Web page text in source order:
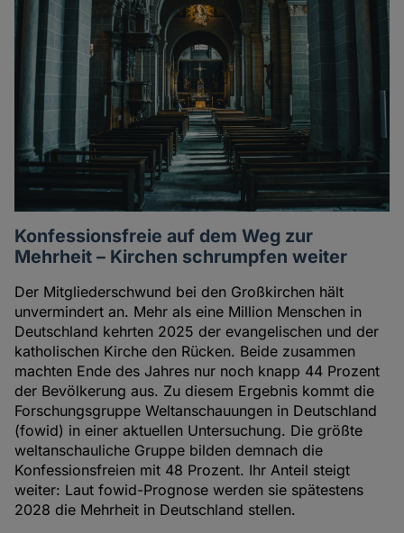
Konfessionsfreie auf dem Weg zur
Mehrheit – Kirchen schrumpfen weiter
Der Mitgliederschwund bei den Großkirchen hält
unvermindert an. Mehr als eine Million Menschen in
Deutschland kehrten 2025 der evangelischen und der
katholischen Kirche den Rücken. Beide zusammen
machten Ende des Jahres nur noch knapp 44 Prozent
der Bevölkerung aus. Zu diesem Ergebnis kommt die
Forschungsgruppe Weltanschauungen in Deutschland
(fowid) in einer aktuellen Untersuchung. Die größte
weltanschauliche Gruppe bilden demnach die
Konfessionsfreien mit 48 Prozent. Ihr Anteil steigt
weiter: Laut fowid-Prognose werden sie spätestens
2028 die Mehrheit in Deutschland stellen.